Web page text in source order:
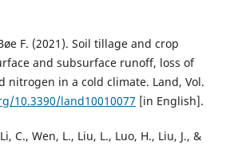
F. (2021). Soil tillage and crop
and subsurface runoff, loss of
nitrogen in a cold climate. Land, Vol.
10.3390/land10010077 [in English].
C., Wen, L., Liu, L., Luo, H., Liu, J., &